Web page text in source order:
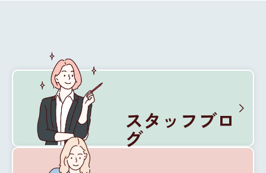
スタッフブロ
グ